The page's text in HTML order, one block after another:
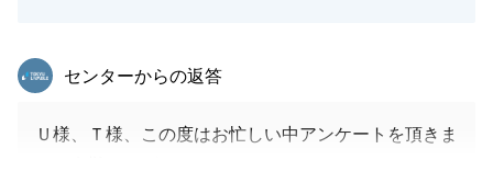
東急リバブル
センターからの返答
Ｕ様、Ｔ様、この度はお忙しい中アンケートを頂きま